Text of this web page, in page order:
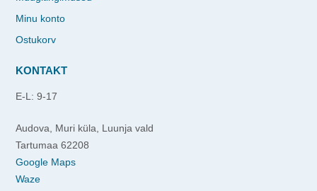
Minu konto
Ostukorv
KONTAKT
E-L: 9-17
Audova, Muri küla, Luunja vald
Tartumaa 62208
Google Maps
Waze